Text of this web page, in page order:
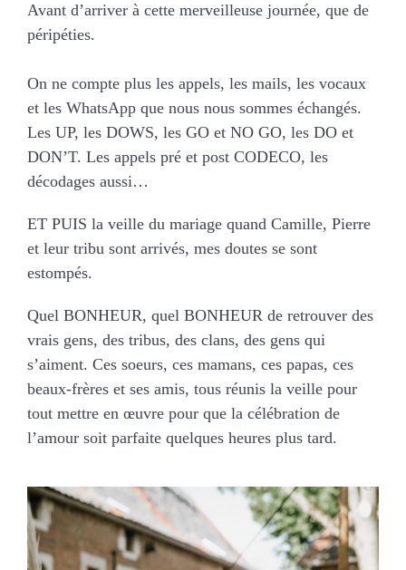
Avant d’arriver à cette merveilleuse journée, que de
péripéties.
On ne compte plus les appels, les mails, les vocaux
et les WhatsApp que nous nous sommes échangés.
Les UP, les DOWS, les GO et NO GO, les DO et
DON’T. Les appels pré et post CODECO, les
décodages aussi…⁠
ET PUIS la veille du mariage quand Camille, Pierre
et leur tribu sont arrivés, mes doutes se sont
estompés. ⁠
Quel BONHEUR, quel BONHEUR de retrouver des
vrais gens, des tribus, des clans, des gens qui
s’aiment. Ces soeurs, ces mamans, ces papas, ces
beaux-frères et ses amis, tous réunis la veille pour
tout mettre en œuvre pour que la célébration de
l’amour soit parfaite quelques heures plus tard.⁠